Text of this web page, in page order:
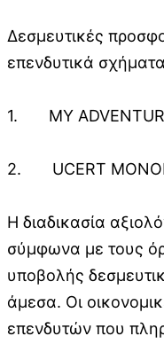
Δεσμευτικές
επενδυτικά
1. MY
2. UCERT
Η διαδικασία
σύμφωνα με τους
υποβολής
άμεσα. Οι
επενδυτών που